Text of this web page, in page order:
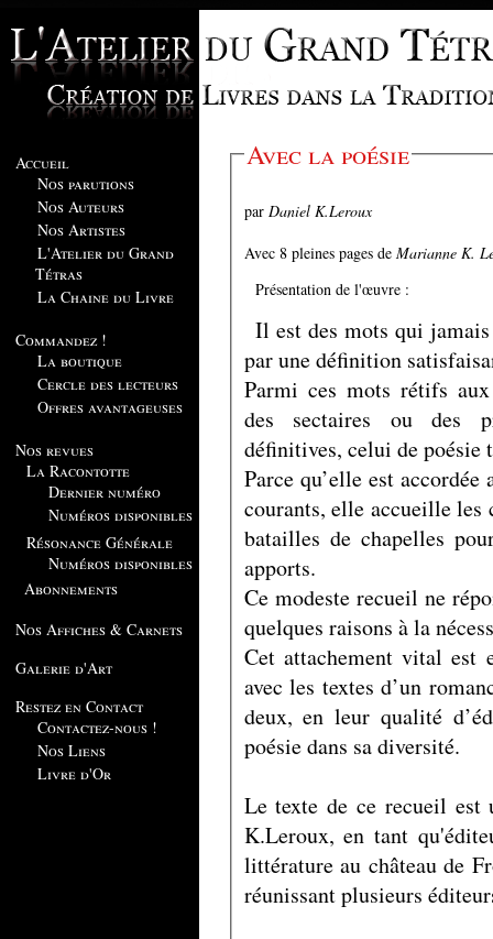
Accueil
Nos parutions
Nos Auteurs
Nos Artistes
L'Atelier du Grand
Tétras
La Chaine du Livre
Commandez !
La boutique
Cercle des lecteurs
Offres avantageuses
Nos revues
La Racontotte
Dernier numéro
Numéros disponibles
Résonance Générale
Numéros disponibles
Abonnements
Nos Affiches & Carnets
Galerie d'Art
Restez en Contact
Contactez-nous !
Nos Liens
Livre d'Or
Avec la poésie
par Daniel K.Leroux
Avec 8 pleines pages de Marianne K.
Présentation de l'œuvre :
Il est des mots qui
par une définition
Parmi ces mots rétifs
des sectaires ou des
définitives, celui de poésie
Parce qu’elle est
courants, elle accueille les
batailles de chapelles
apports.
Ce modeste recueil ne
quelques raisons à la
Cet attachement vital est
avec les textes d’un
deux, en leur qualité
poésie dans sa diversité.
Le texte de ce recueil
K.Leroux, en tant
littérature au château de
réunissant plusieurs